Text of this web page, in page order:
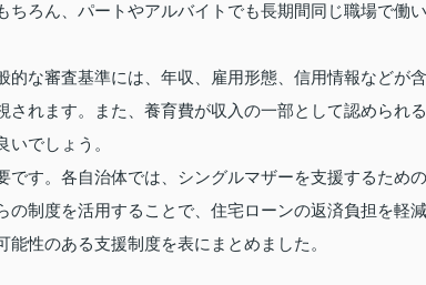
ろん、パートやアルバイトでも長期間同じ職場で働い
な審査基準には、年収、雇用形態、信用情報などが含
れます。また、養育費が収入の一部として認められる
でしょう。
す。各自治体では、シングルマザーを支援するための
制度を活用することで、住宅ローンの返済負担を軽減
性のある支援制度を表にまとめました。